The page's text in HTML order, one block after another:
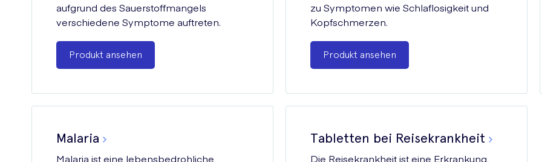
aufgrund des Sauerstoffmangels
verschiedene Symptome auftreten.
Produkt ansehen
zu Symptomen wie Schlaflosigkeit und
Kopfschmerzen.
Produkt ansehen
Malaria
Malaria ist eine lebensbedrohliche
Tabletten bei Reisekrankheit
Die Reisekrankheit ist eine Erkrankung,